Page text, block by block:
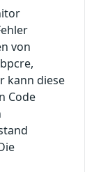
von
kann diese
Code